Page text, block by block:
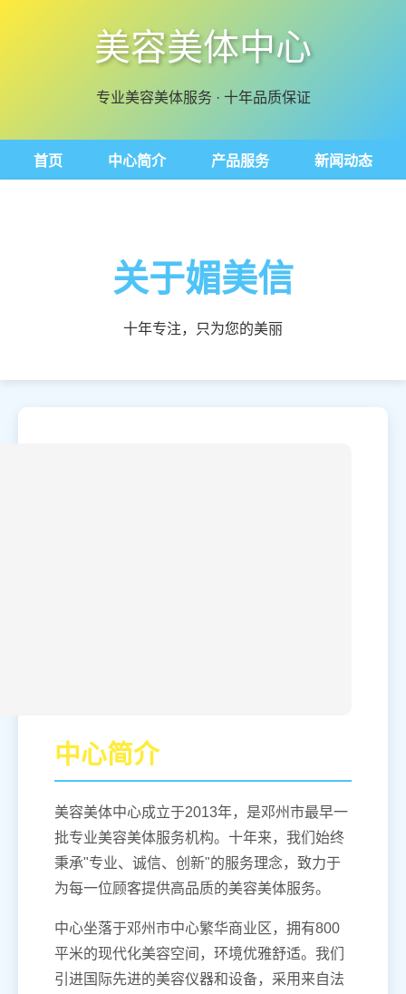
美容美体中心
专业美容美体服务 · 十年品质保证
首页 中心简介 产品服务 新闻动态
关于媚美信
十年专注，只为您的美丽
中心简介
美容美体中心成立于2013年，是邓州市最早一
批专业美容美体服务机构。十年来，我们始终
秉承"专业、诚信、创新"的服务理念，致力于
为每一位顾客提供高品质的美容美体服务。
中心坐落于邓州市中心繁华商业区，拥有800
平米的现代化美容空间，环境优雅舒适。我们
引进国际先进的美容仪器和设备，采用来自法